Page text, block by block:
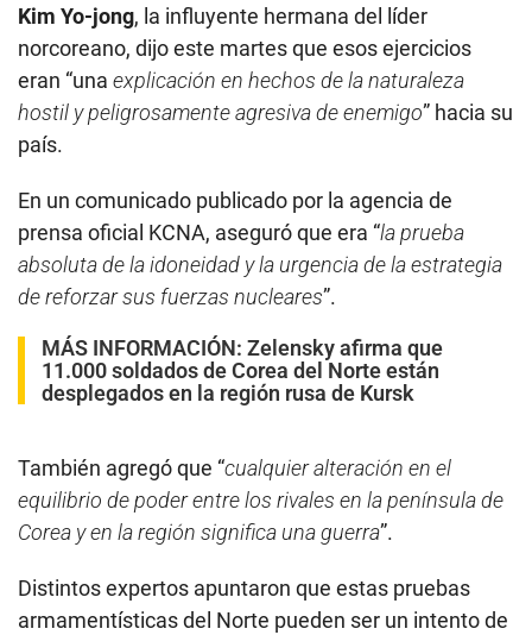
Kim Yo-jong, la influyente hermana del líder
norcoreano, dijo este martes que esos ejercicios
eran “una explicación en hechos de la naturaleza
hostil y peligrosamente agresiva de enemigo” hacia su
país.
En un comunicado publicado por la agencia de
prensa oficial KCNA, aseguró que era “la prueba
absoluta de la idoneidad y la urgencia de la estrategia
de reforzar sus fuerzas nucleares”.
MÁS INFORMACIÓN: Zelensky afirma que
11.000 soldados de Corea del Norte están
desplegados en la región rusa de Kursk
También agregó que “cualquier alteración en el
equilibrio de poder entre los rivales en la península de
Corea y en la región significa una guerra”.
Distintos expertos apuntaron que estas pruebas
armamentísticas del Norte pueden ser un intento de